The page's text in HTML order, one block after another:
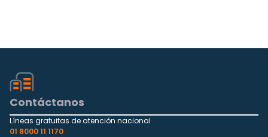
Contáctanos
Líneas gratuitas de atención nacional
01 8000 11 1170